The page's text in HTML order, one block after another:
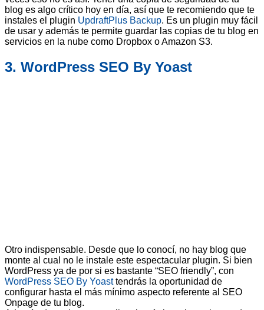
blog es algo crítico hoy en día, así que te recomiendo que te
instales el plugin UpdraftPlus Backup. Es un plugin muy fácil
de usar y además te permite guardar las copias de tu blog en
servicios en la nube como Dropbox o Amazon S3.
3. WordPress SEO By Yoast
Otro indispensable. Desde que lo conocí, no hay blog que
monte al cual no le instale este espectacular plugin. Si bien
WordPress ya de por si es bastante “SEO friendly”, con
WordPress SEO By Yoasttendrás la oportunidad de
configurar hasta el más mínimo aspecto referente al SEO
Onpage de tu blog.